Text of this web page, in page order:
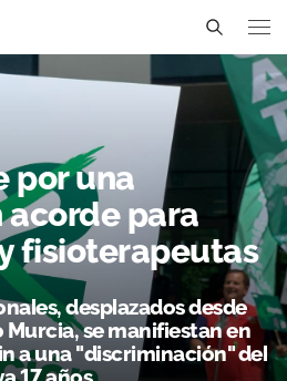
e independiente
por una
por una
para
fisioterapeutas
desplazados desde
se manifiestan en
a una "discriminación" del